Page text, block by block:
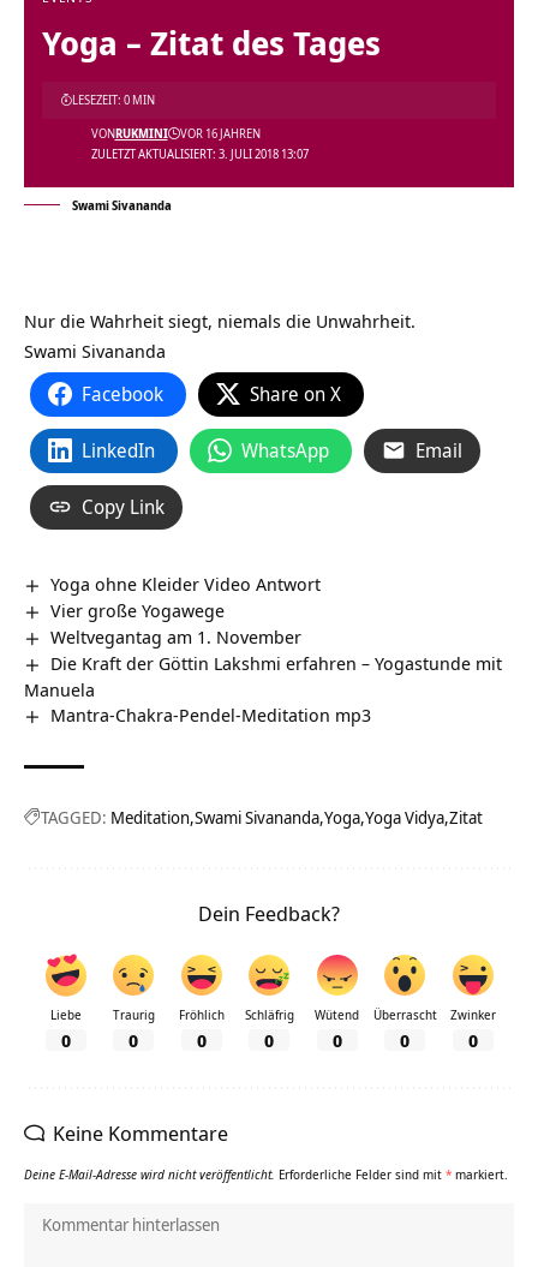
Yoga – Zitat des Tages
ZULETZT AKTUALISIERT: 3. JULI 2018 13:07
VONRUKMINI VOR 16 JAHREN
LESEZEIT: 0 MIN
Swami Sivananda
Nur die Wahrheit siegt, niemals die Unwahrheit.
Swami Sivananda
Facebook Share on X
LinkedIn WhatsApp Email
Copy Link
Yoga ohne Kleider Video Antwort
Vier große Yogawege
Weltvegantag am 1. November
Die Kraft der Göttin Lakshmi erfahren – Yogastunde mit
Manuela
Mantra-Chakra-Pendel-Meditation mp3
TAGGED: Meditation Swami Sivananda Yoga Yoga Vidya Zitat
Dein Feedback?
Liebe
0
Traurig
0
Fröhlich
0
Schläfrig
0
Wütend
0
Überrascht
0
Zwinker
0
Keine Kommentare
Deine E-Mail-Adresse wird nicht veröffentlicht. Erforderliche Felder sind mit * markiert.